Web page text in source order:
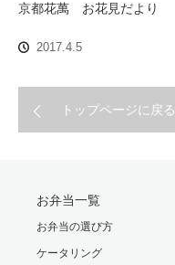
京都花萬 お花見だより
2017.4.5
トップページに戻る
お弁当一覧
お弁当の選び方
ケータリング